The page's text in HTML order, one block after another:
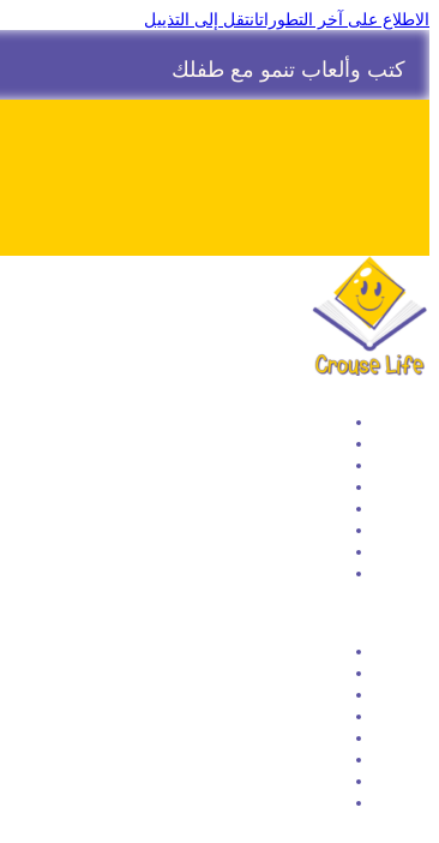
الاطلاع على آخر التطوراتانتقل إلى التذييل
كتب وألعاب تنمو مع طفلك